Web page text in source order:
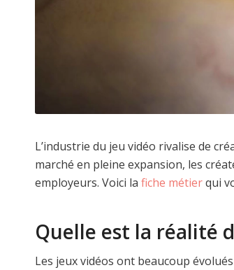
L’industrie du jeu vidéo rivalise de
marché en pleine expansion, les
employeurs. Voici la fiche métierqui
Quelle est la réalité
Les jeux vidéos ont beaucoup